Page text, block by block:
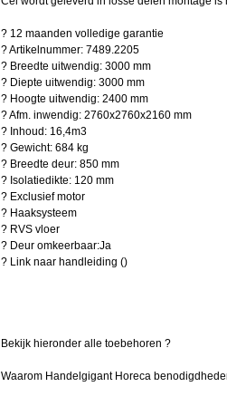
? 12 maanden volledige garantie
? Artikelnummer: 7489.2205
? Breedte uitwendig: 3000 mm
? Diepte uitwendig: 3000 mm
? Hoogte uitwendig: 2400 mm
? Afm. inwendig: 2760x2760x2160 mm
? Inhoud: 16,4m3
? Gewicht: 684 kg
? Breedte deur: 850 mm
? Isolatiedikte: 120 mm
? Exclusief motor
? Haaksysteem
? RVS vloer
? Deur omkeerbaar:Ja
? Link naar handleiding ()
Bekijk hieronder alle toebehoren ?
Waarom Handelgigant Horeca